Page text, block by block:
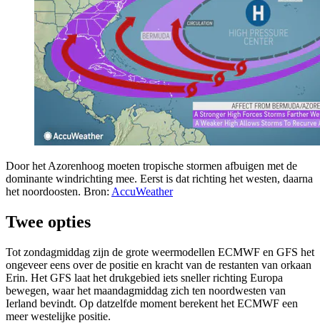
Door het Azorenhoog moeten tropische stormen afbuigen met de
dominante windrichting mee. Eerst is dat richting het westen, daarna
het noordoosten. Bron: AccuWeather
Twee opties
Tot zondagmiddag zijn de grote weermodellen ECMWF en GFS het
ongeveer eens over de positie en kracht van de restanten van orkaan
Erin. Het GFS laat het drukgebied iets sneller richting Europa
bewegen, waar het maandagmiddag zich ten noordwesten van
Ierland bevindt. Op datzelfde moment berekent het ECMWF een
meer westelijke positie.